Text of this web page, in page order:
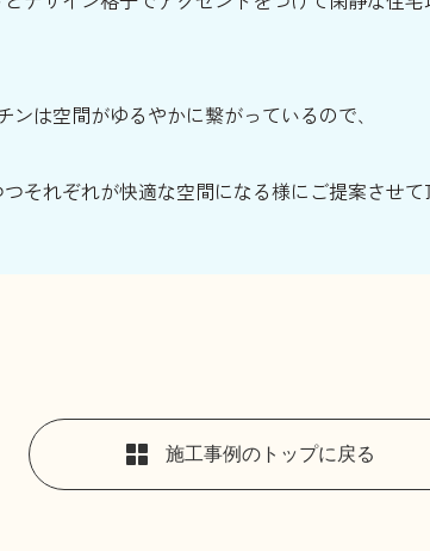
ンは空間がゆるやかに繋がっているので､
それぞれが快適な空間になる様にご提案させて
施工事例のトップに戻る